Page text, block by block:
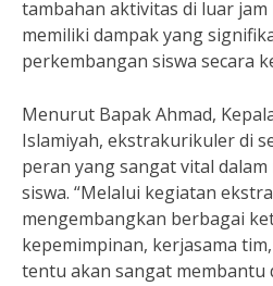
tambahan aktivitas di luar
memiliki dampak yang
perkembangan siswa secara
Menurut Bapak Ahmad,
Islamiyah, ekstrakurikuler di
peran yang sangat vital
siswa. “Melalui kegiatan
mengembangkan berbagai
kepemimpinan, kerjasama
tentu akan sangat membantu